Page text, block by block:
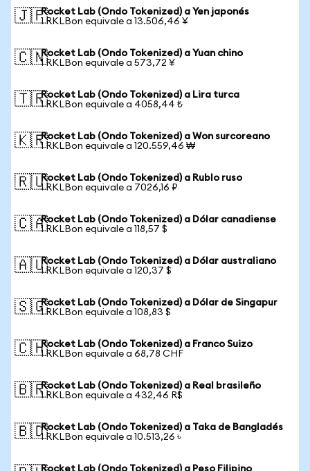
🇯🇵Rocket Lab (Ondo Tokenized) a Yen japonés
1 RKLBon equivale a 13.506,46 ¥
🇨🇳Rocket Lab (Ondo Tokenized) a Yuan chino
1 RKLBon equivale a 573,72 ¥
🇹🇷Rocket Lab (Ondo Tokenized) a Lira turca
1 RKLBon equivale a 4058,44 ₺
🇰🇷Rocket Lab (Ondo Tokenized) a Won surcoreano
1 RKLBon equivale a 120.559,46 ₩
🇷🇺Rocket Lab (Ondo Tokenized) a Rublo ruso
1 RKLBon equivale a 7026,16 ₽
🇨🇦Rocket Lab (Ondo Tokenized) a Dólar canadiense
1 RKLBon equivale a 118,57 $
🇦🇺Rocket Lab (Ondo Tokenized) a Dólar australiano
1 RKLBon equivale a 120,37 $
🇸🇬Rocket Lab (Ondo Tokenized) a Dólar de Singapur
1 RKLBon equivale a 108,83 $
🇨🇭Rocket Lab (Ondo Tokenized) a Franco Suizo
1 RKLBon equivale a 68,78 CHF
🇧🇷Rocket Lab (Ondo Tokenized) a Real brasileño
1 RKLBon equivale a 432,46 R$
🇧🇩Rocket Lab (Ondo Tokenized) a Taka de Bangladés
1 RKLBon equivale a 10.513,26 ৳
Rocket Lab (Ondo Tokenized) a Peso Filipino